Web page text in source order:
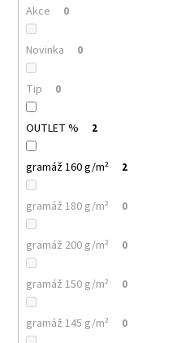
Akce 0
Novinka 0
Tip 0
OUTLET % 2
gramáž 160 g/m² 2
gramáž 180 g/m² 0
gramáž 200 g/m² 0
gramáž 150 g/m² 0
gramáž 145 g/m² 0
m
MALFINI
LOVE
123
DÁMSKÉ
TRIČKO/
ŠATY,
STŘIH,
150
140
Kč